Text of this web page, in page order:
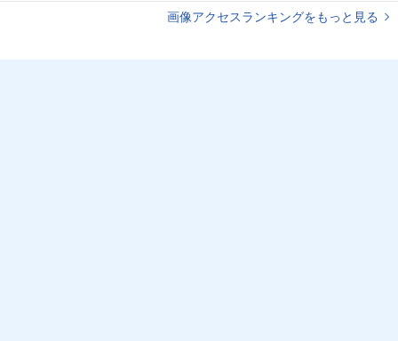
画像アクセスランキングをもっと見る